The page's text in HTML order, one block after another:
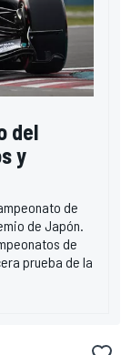
del
y
de
de Japón.
de
prueba de la